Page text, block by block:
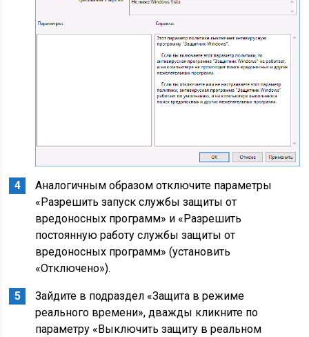
Аналогичным образом отключите параметры
«Разрешить запуск службы защиты от
вредоносных программ» и «Разрешить
постоянную работу службы защиты от
вредоносных программ» (установить
«Отключено»).
Зайдите в подраздел «Защита в режиме
реального времени», дважды кликните по
параметру «Выключить защиту в реальном